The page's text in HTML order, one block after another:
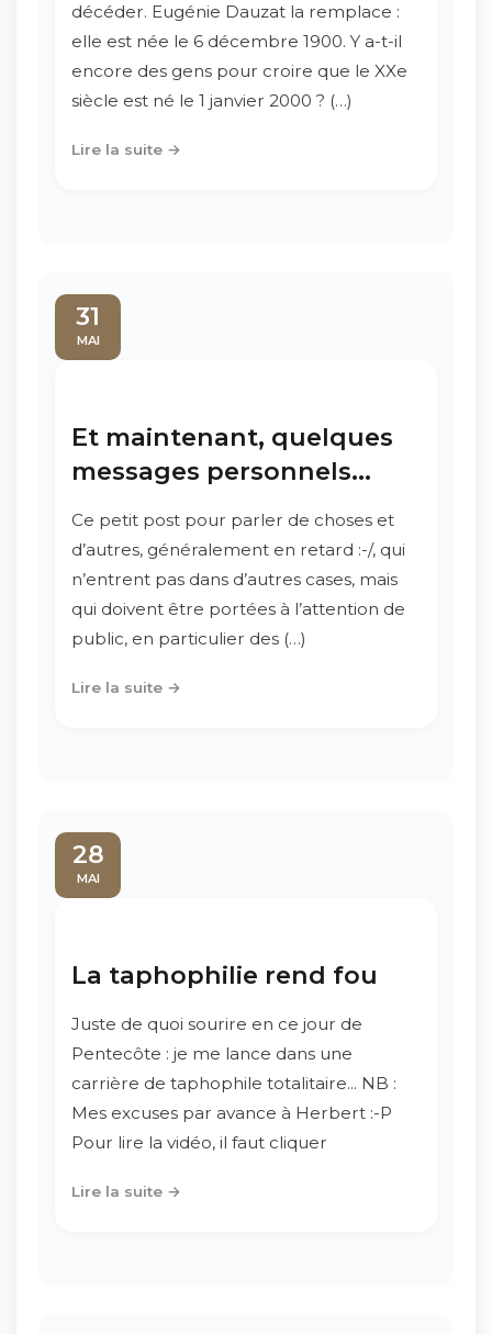
décéder. Eugénie Dauzat la remplace :
elle est née le 6 décembre 1900. Y a-t-il
encore des gens pour croire que le XXe
siècle est né le 1 janvier 2000 ? (…)
Lire la suite →
31
MAI
Et maintenant, quelques
messages personnels...
Ce petit post pour parler de choses et
d’autres, généralement en retard :-/, qui
n’entrent pas dans d’autres cases, mais
qui doivent être portées à l’attention de
public, en particulier des (…)
Lire la suite →
28
MAI
La taphophilie rend fou
Juste de quoi sourire en ce jour de
Pentecôte : je me lance dans une
carrière de taphophile totalitaire... NB :
Mes excuses par avance à Herbert :-P
Pour lire la vidéo, il faut cliquer
Lire la suite →